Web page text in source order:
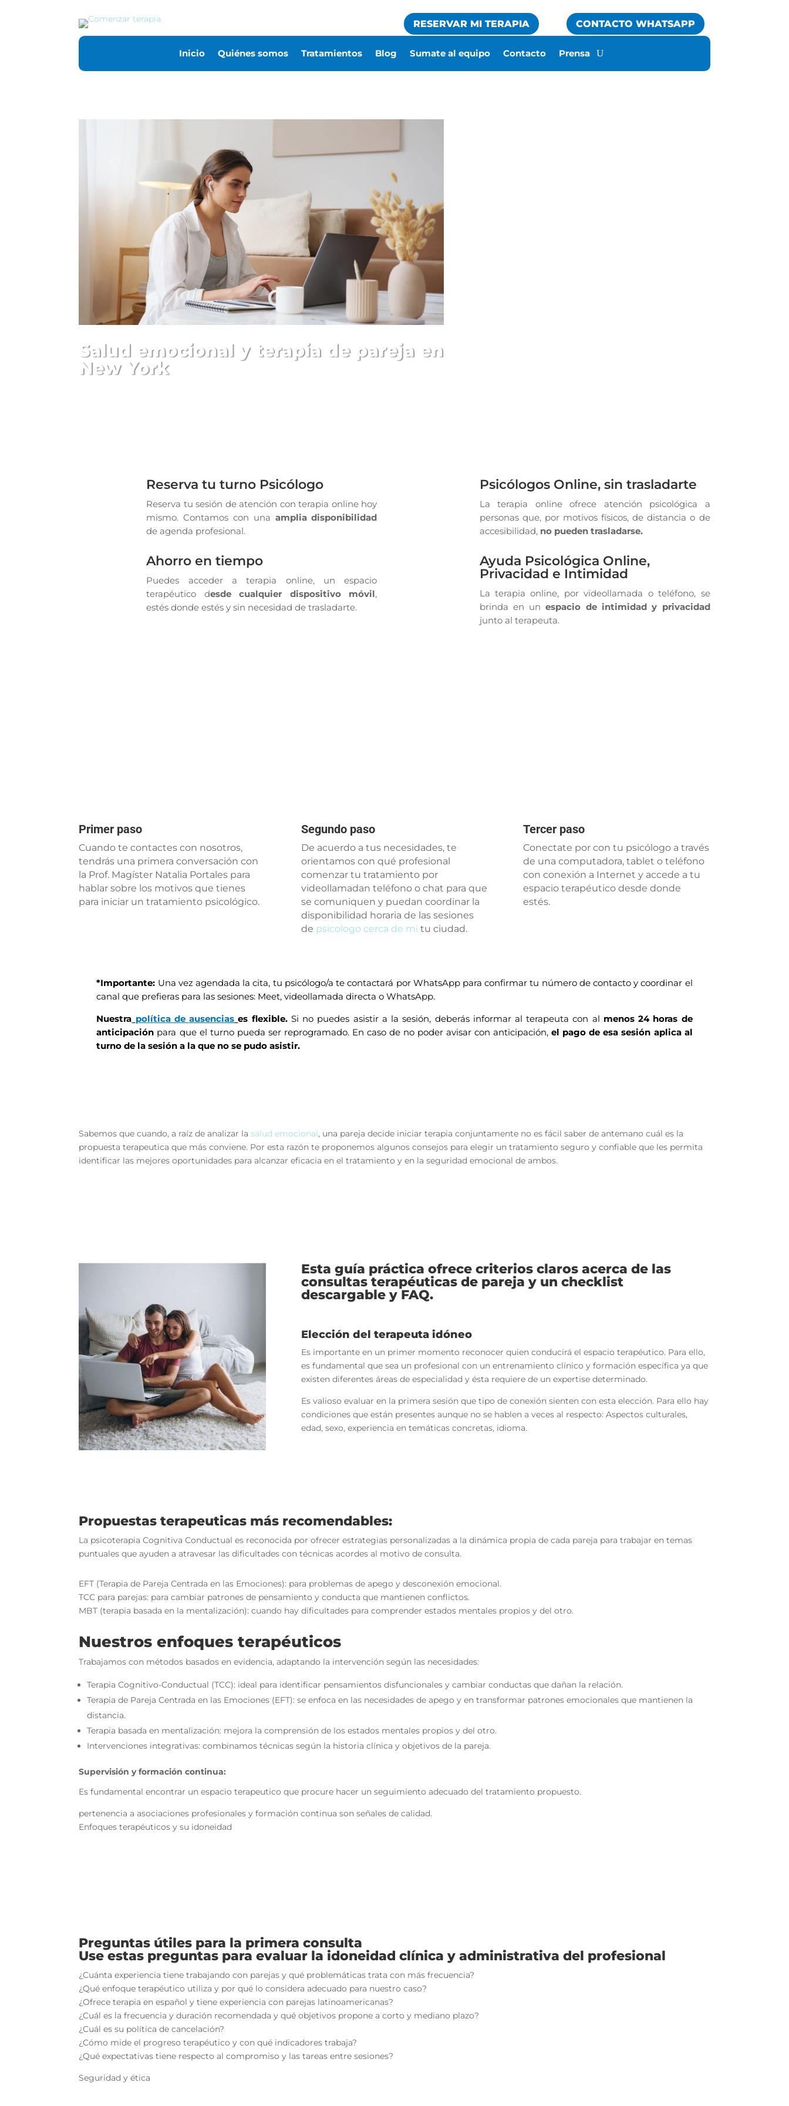
RESERVAR MI TERAPIA CONTACTO WHATSAPP
Inicio Quiénes somos Tratamientos Blog Sumate al equipo Contacto Prensa
Salud emocional y terapia de pareja en
New York
Reserva tu turno Psicólogo
Reserva tu sesión de atención con terapia online hoy
mismo. Contamos con una amplia disponibilidad
de agenda profesional.
Ahorro en tiempo
Puedes acceder a terapia online, un espacio
terapéutico desde cualquier dispositivo móvil,
estés donde estés y sin necesidad de trasladarte.
Psicólogos Online, sin trasladarte
La terapia online ofrece atención psicológica a
personas que, por motivos físicos, de distancia o de
accesibilidad, no pueden trasladarse.
Ayuda Psicológica Online,
Privacidad e Intimidad
La terapia online, por videollamada o teléfono, se
brinda en unespacio de intimidad y privacidad
junto al terapeuta.
Primer paso
Cuando te contactes con nosotros,
tendrás una primera conversación con
la Prof. Magíster Natalia Portales para
hablar sobre los motivos que tienes
para iniciar un tratamiento psicológico.
Segundo paso
De acuerdo a tus necesidades, te
orientamos con qué profesional
comenzar tu tratamiento por
videollamadan teléfono o chat para que
se comuniquen y puedan coordinar la
disponibilidad horaria de las sesiones
de psicologo cerca de mi tu ciudad.
Tercer paso
Conectate por con tu psicólogo a través
de una computadora, tablet o teléfono
con conexión a Internet y accede a tu
espacio terapéutico desde donde
estés.
*Importante: Una vez agendada la cita, tu psicólogo/a te contactará por WhatsApp para confirmar tu número de contacto y coordinar el
canal que prefieras para las sesiones: Meet, videollamada directa o WhatsApp.
Nuestra política de ausencias es flexible.Si no puedes asistir a la sesión, deberás informar al terapeuta con al menos 24 horas de
anticipación para que el turno pueda ser reprogramado. En caso de no poder avisar con anticipación,el pago de esa sesión aplica al
turno de la sesión a la que no se pudo asistir.
Sabemos que cuando, a raíz de analizar lasalud emocional, una pareja decide iniciar terapia conjuntamente no es fácil saber de antemano cuál es la
propuesta terapeutica que más conviene. Por esta razón te proponemos algunos consejos para elegir un tratamiento seguro y confiable que les permita
identificar las mejores oportunidades para alcanzar eficacia en el tratamiento y en la seguridad emocional de ambos.
Esta guía práctica ofrece criterios claros acerca de las
consultas terapéuticas de pareja y un checklist
descargable y FAQ.
Elección del terapeuta idóneo
Es importante en un primer momento reconocer quien conducirá el espacio terapéutico. Para ello,
es fundamental que sea un profesional con un entrenamiento clínico y formación específica ya que
existen diferentes áreas de especialidad y ésta requiere de un expertise determinado.
Es valioso evaluar en la primera sesión que tipo de conexión sienten con esta elección. Para ello hay
condiciones que están presentes aunque no se hablen a veces al respecto: Aspectos culturales,
edad, sexo, experiencia en temáticas concretas, idioma.
Propuestas terapeuticas más recomendables:
La psicoterapia Cognitiva Conductual es reconocida por ofrecer estrategias personalizadas a la dinámica propia de cada pareja para trabajar en temas
puntuales que ayuden a atravesar las dificultades con técnicas acordes al motivo de consulta.
EFT (Terapia de Pareja Centrada en las Emociones): para problemas de apego y desconexión emocional.
TCC para parejas: para cambiar patrones de pensamiento y conducta que mantienen conflictos.
MBT (terapia basada en la mentalización): cuando hay dificultades para comprender estados mentales propios y del otro.
Nuestros enfoques terapéuticos
Trabajamos con métodos basados en evidencia, adaptando la intervención según las necesidades:
Terapia Cognitivo-Conductual (TCC): ideal para identificar pensamientos disfuncionales y cambiar conductas que dañan la relación.
Terapia de Pareja Centrada en las Emociones (EFT): se enfoca en las necesidades de apego y en transformar patrones emocionales que mantienen la
distancia.
Terapia basada en mentalización: mejora la comprensión de los estados mentales propios y del otro.
Intervenciones integrativas: combinamos técnicas según la historia clínica y objetivos de la pareja.
Supervisión y formación continua:
Es fundamental encontrar un espacio terapeutico que procure hacer un seguimiento adecuado del tratamiento propuesto.
pertenencia a asociaciones profesionales y formación continua son señales de calidad.
Enfoques terapéuticos y su idoneidad
Preguntas útiles para la primera consulta
Use estas preguntas para evaluar la idoneidad clínica y administrativa del profesional
¿Cuánta experiencia tiene trabajando con parejas y qué problemáticas trata con más frecuencia?
¿Qué enfoque terapéutico utiliza y por qué lo considera adecuado para nuestro caso?
¿Ofrece terapia en español y tiene experiencia con parejas latinoamericanas?
¿Cuál es la frecuencia y duración recomendada y qué objetivos propone a corto y mediano plazo?
¿Cuál es su política de cancelación?
¿Cómo mide el progreso terapéutico y con qué indicadores trabaja?
¿Qué expectativas tiene respecto al compromiso y las tareas entre sesiones?
Seguridad y ética